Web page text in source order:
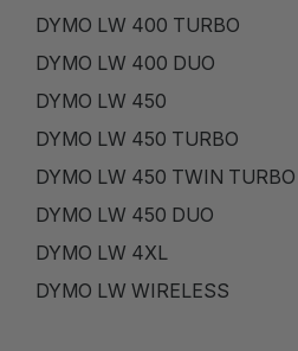
DYMO LW 400 TURBO
DYMO LW 400 DUO
DYMO LW 450
DYMO LW 450 TURBO
DYMO LW 450 TWIN TURBO
DYMO LW 450 DUO
DYMO LW 4XL
DYMO LW WIRELESS